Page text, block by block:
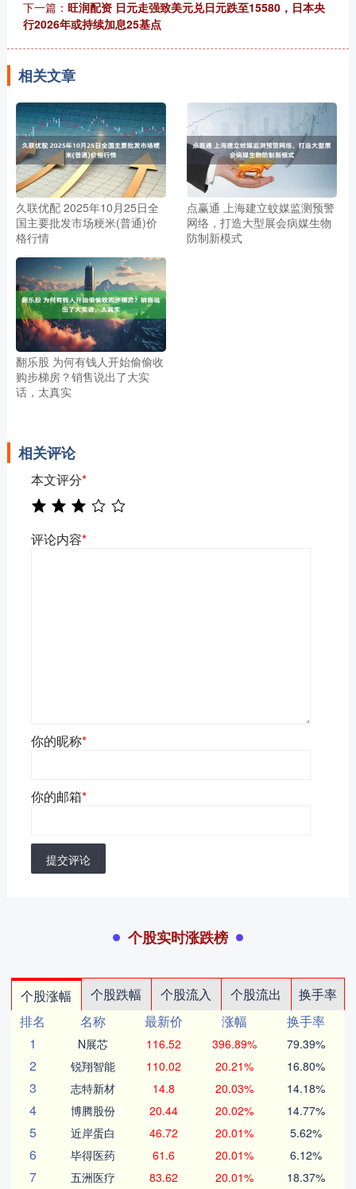
下一篇： 旺润配资 日元走强致美元兑日元跌至15580，日本央
行2026年或持续加息25基点
相关文章
久联优配 2025年10月25日全
国主要批发市场粳米(普通)价
格行情
点赢通 上海建立蚊媒监测预警
网络，打造大型展会病媒生物
防制新模式
翻乐股 为何有钱人开始偷偷收
购步梯房？销售说出了大实
话，太真实
相关评论
本文评分*
评论内容*
你的昵称*
你的邮箱*
提交评论
个股实时涨跌榜
个股涨幅 个股跌幅 个股流入 个股流出
换手率
排名
名称 最新价 涨幅
换手率
1
N展芯 116.52 396.89% 79.39%
2 锐翔智能 110.02 20.21% 16.80%
3 志特新材 14.8 20.03% 14.18%
4 博腾股份 20.44 20.02% 14.77%
5 近岸蛋白 46.72 20.01% 5.62%
6 毕得医药 61.6 20.01% 6.12%
7 五洲医疗 83.62 20.01% 18.37%